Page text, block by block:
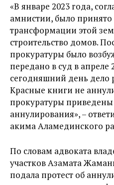
«В январе 2023 года,
амнистии, было принято
трансформации этой
строительство домов.
прокуратуры было
передано в суд в апреле
сегодняшний день дело
Красные книги не
прокуратуры
аннулирования», –
акима Аламединского
По словам адвоката
участков Азамата
подала протест об